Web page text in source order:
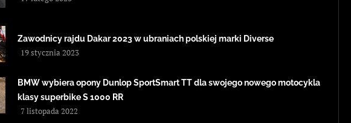
Zawodnicy rajdu Dakar 2023 w ubraniach polskiej marki Diverse
19 stycznia 2023
BMW wybiera opony Dunlop SportSmart TT dla swojego nowego motocykla
klasy superbike S 1000 RR
7 listopada 2022